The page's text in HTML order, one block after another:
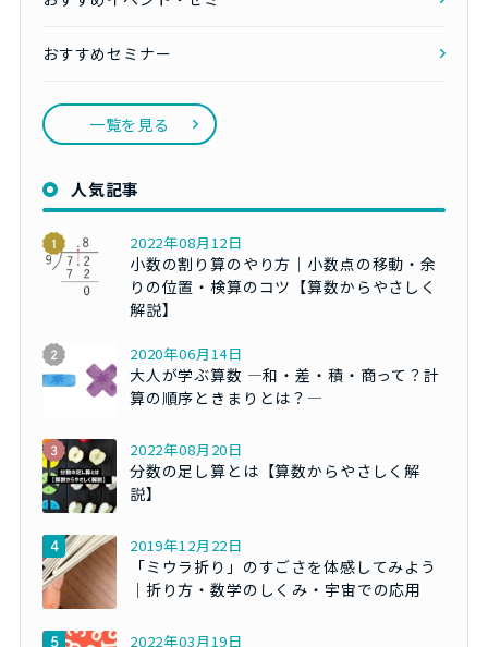
おすすめセミナー
一覧を見る
人気記事
2022年08月12日
小数の割り算のやり方｜小数点の移動・余
りの位置・検算のコツ【算数からやさしく
解説】
2020年06月14日
大人が学ぶ算数 ―和・差・積・商って？計
算の順序ときまりとは？―
2022年08月20日
分数の足し算とは【算数からやさしく解
説】
2019年12月22日
「ミウラ折り」のすごさを体感してみよう
｜折り方・数学のしくみ・宇宙での応用
2022年03月19日